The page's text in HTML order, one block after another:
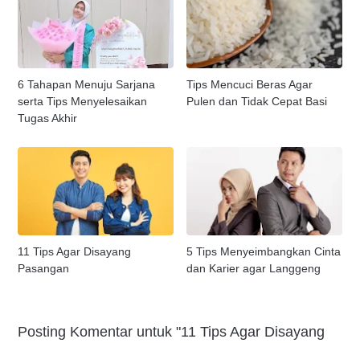
6 Tahapan Menuju Sarjana
serta Tips Menyelesaikan
Tugas Akhir
Tips Mencuci Beras Agar
Pulen dan Tidak Cepat Basi
11 Tips Agar Disayang
Pasangan
5 Tips Menyeimbangkan Cinta
dan Karier agar Langgeng
Posting Komentar untuk "11 Tips Agar Disayang